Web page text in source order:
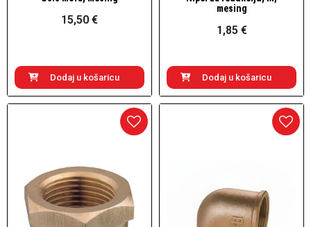
15,50 €
Dodaj u košaricu
mesing
1,85 €
Dodaj u košaricu